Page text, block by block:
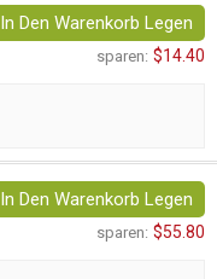
In Den Warenkorb Legen
sparen: $14.40
In Den Warenkorb Legen
sparen: $55.80